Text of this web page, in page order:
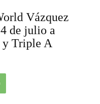
Vázquez
de julio a
y Triple A